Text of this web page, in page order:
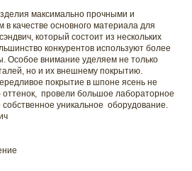
максимально прочными и
качестве основного материала для
который состоит из нескольких
конкурентов используют более
Особое внимание уделяем не только
но и их внешнему покрытию.
покрытие в шпоне ясень не
оттенок, провели большое лабораторное
уникальное оборудование.